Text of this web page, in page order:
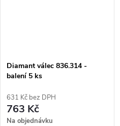
Diamant válec 836.314 -
balení 5 ks
631 Kč bez DPH
763 Kč
Na objednávku